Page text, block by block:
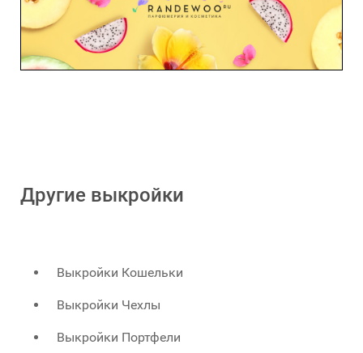
Другие выкройки
Выкройки Кошельки
Выкройки Чехлы
Выкройки Портфели